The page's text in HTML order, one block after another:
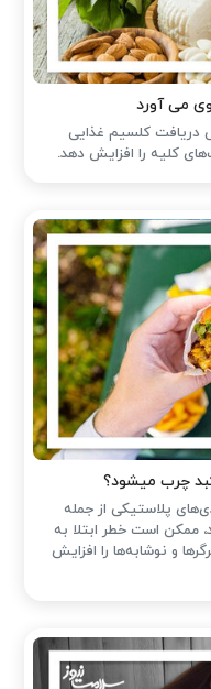
می آورد
دریافت کلسیم غذایی
کلیه را افزایش دهد.
چرب میشود؟
پلاستیکی از جمله
ممکن است خطر ابتلا به
و نوشابه‌ها را افزایش